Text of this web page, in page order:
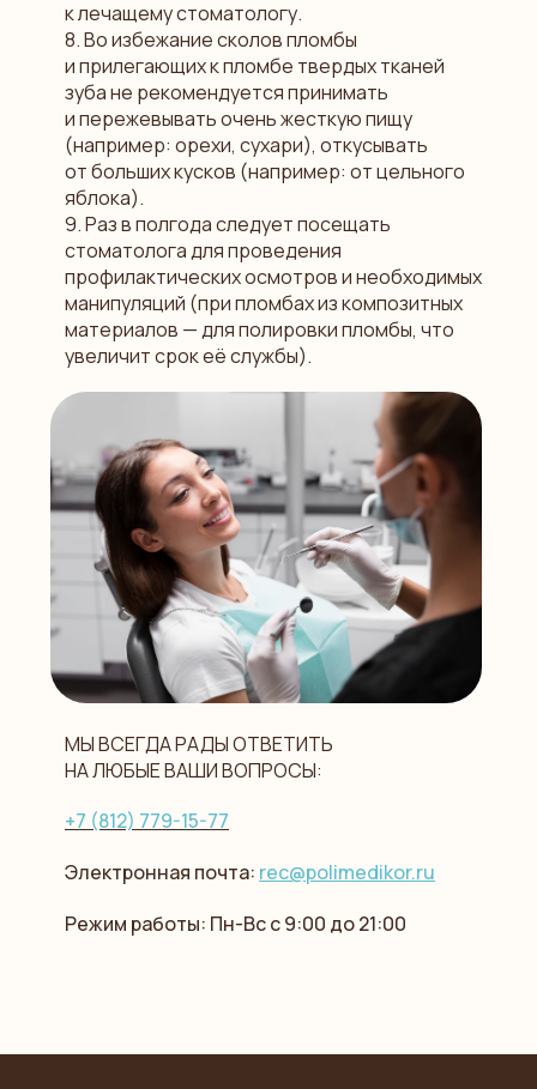
к лечащему стоматологу.
8. Во избежание сколов пломбы
и прилегающих к пломбе твердых тканей
зуба не рекомендуется принимать
и пережевывать очень жесткую пищу
(например: орехи, сухари), откусывать
от больших кусков (например: от цельного
яблока).
9. Раз в полгода следует посещать
стоматолога для проведения
профилактических осмотров и необходимых
манипуляций (при пломбах из композитных
материалов — для полировки пломбы, что
увеличит срок её службы).
МЫ ВСЕГДА РАДЫ ОТВЕТИТЬ
НА ЛЮБЫЕ ВАШИ ВОПРОСЫ:
+7 (812) 779-15-77
Электронная почта: rec@polimedikor.ru
Режим работы: Пн-Вс с 9:00 до 21:00